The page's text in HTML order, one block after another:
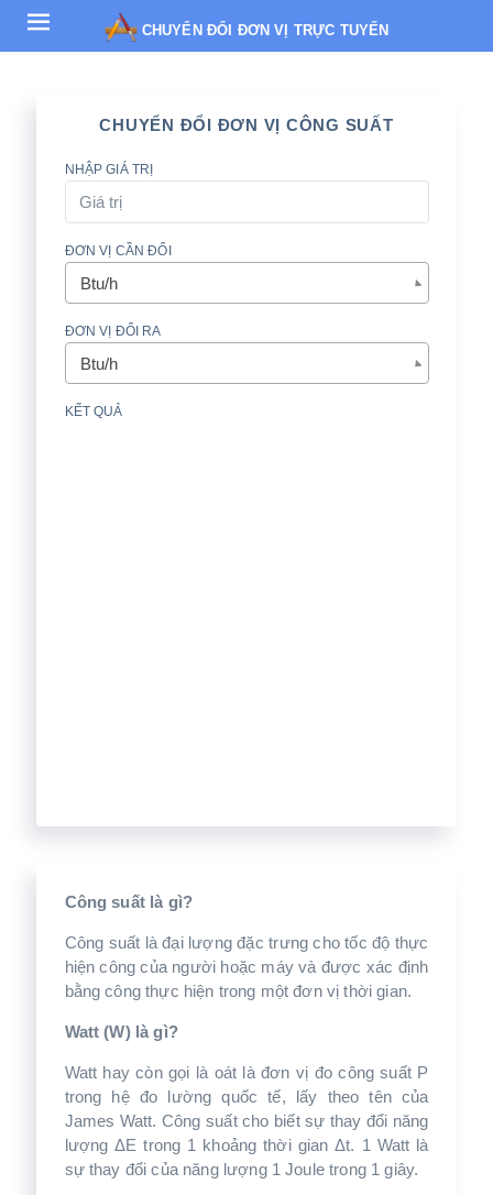
CHUYỂN ĐỔI ĐƠN VỊ TRỰC TUYẾN
CHUYỂN ĐỔI ĐƠN VỊ CÔNG SUẤT
NHẬP GIÁ TRỊ
ĐƠN VỊ CẦN ĐỔI
Btu/h
ĐƠN VỊ ĐỔI RA
Btu/h
KẾT QUẢ
Công suất là gì?
Công suất là đại lượng đặc trưng cho tốc độ thực
hiện công của người hoặc máy và được xác định
bằng công thực hiện trong một đơn vị thời gian.
Watt (W) là gì?
Watt hay còn gọi là oát là đơn vị đo công suất P
trong hệ đo lường quốc tế, lấy theo tên của
James Watt. Công suất cho biết sự thay đổi năng
lượng ΔE trong 1 khoảng thời gian Δt. 1 Watt là
sự thay đổi của năng lượng 1 Joule trong 1 giây.